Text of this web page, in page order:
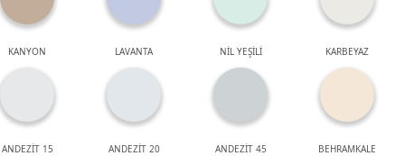
KANYON LAVANTA NİL YEŞİLİ KARBEYAZ
ANDEZİT 15 ANDEZİT 20 ANDEZİT 45 BEHRAMKALE